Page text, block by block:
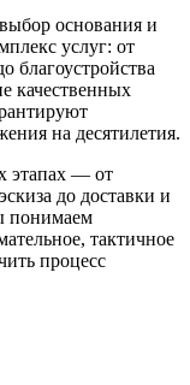
основания и
услуг: от
благоустройства
качественных
на десятилетия.
этапах — от
до доставки и
понимаем
тактичное
процесс